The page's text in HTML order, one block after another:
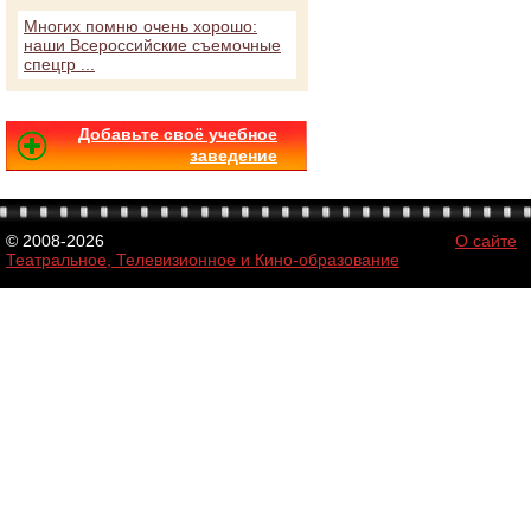
Многих помню очень хорошо:
наши Всероссийские съемочные
спецгр ...
Добавьте своё учебное
заведение
© 2008-2026
Театральное, Телевизионное и Кино-образование
О сайте